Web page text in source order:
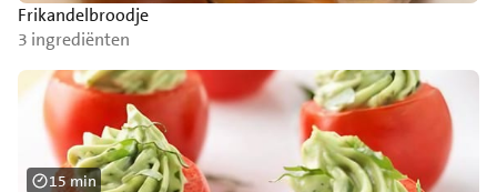
Frikandelbroodje
3 ingrediënten
15 min